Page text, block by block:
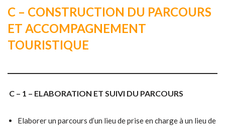
C – CONSTRUCTION DU PARCOURS
ET ACCOMPAGNEMENT
TOURISTIQUE
C – 1 – ELABORATION ET SUIVI DU PARCOURS
Elaborer un parcours d’un lieu de prise en charge à un lieu de